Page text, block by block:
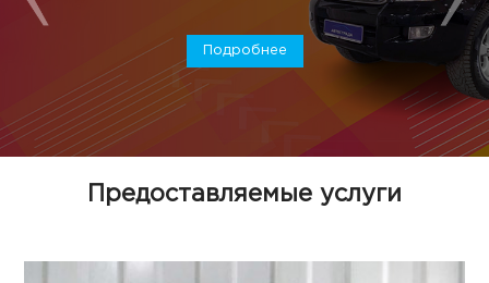
Подробнее
Предоставляемые услуги